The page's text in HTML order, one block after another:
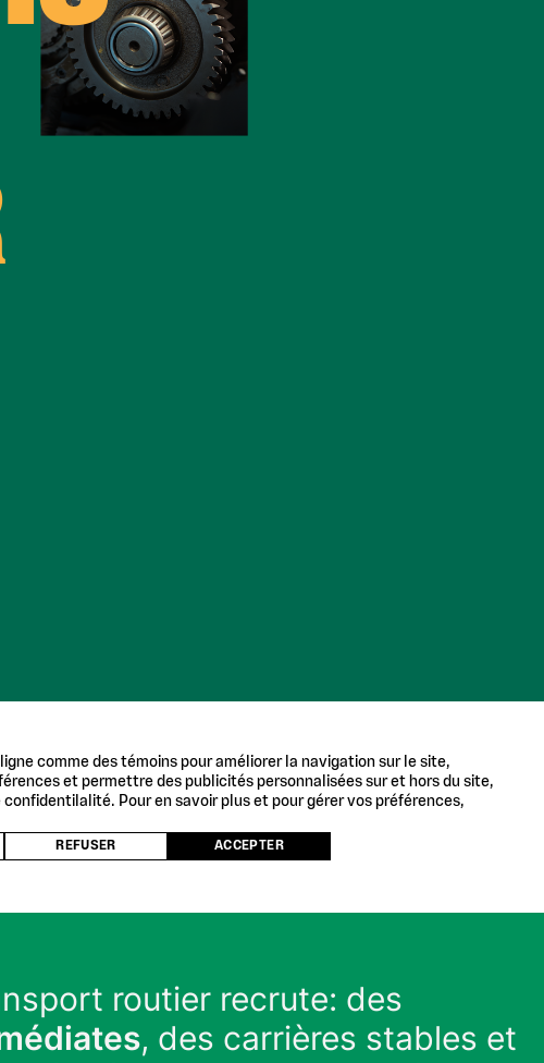
routier recrute: des
, des carrières stables et
comme des témoins pour améliorer la navigation sur le site,
et permettre des publicités personnalisées sur et hors du site,
Pour en savoir plus et pour gérer vos préférences,
REFUSER ACCEPTER